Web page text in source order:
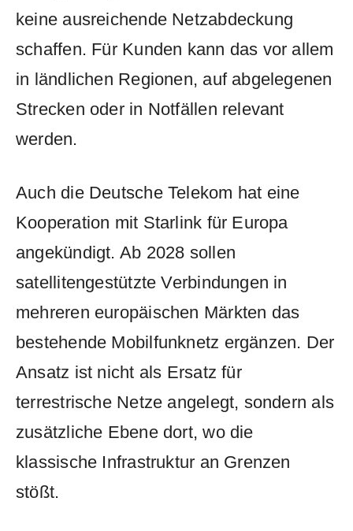
keine ausreichende Netzabdeckung
schaffen. Für Kunden kann das vor allem
in ländlichen Regionen, auf abgelegenen
Strecken oder in Notfällen relevant
werden.
Auch die Deutsche Telekom hat eine
Kooperation mit Starlink für Europa
angekündigt. Ab 2028 sollen
satellitengestützte Verbindungen in
mehreren europäischen Märkten das
bestehende Mobilfunknetz ergänzen. Der
Ansatz ist nicht als Ersatz für
terrestrische Netze angelegt, sondern als
zusätzliche Ebene dort, wo die
klassische Infrastruktur an Grenzen
stößt.